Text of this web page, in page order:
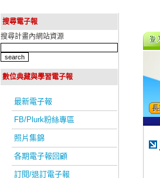
搜尋電子報
搜尋計畫內網站資源
數位典藏與學習電子報
最新電子報
FB/Plurk粉絲專區
照片集錦
各期電子報回顧
訂閱/退訂電子報